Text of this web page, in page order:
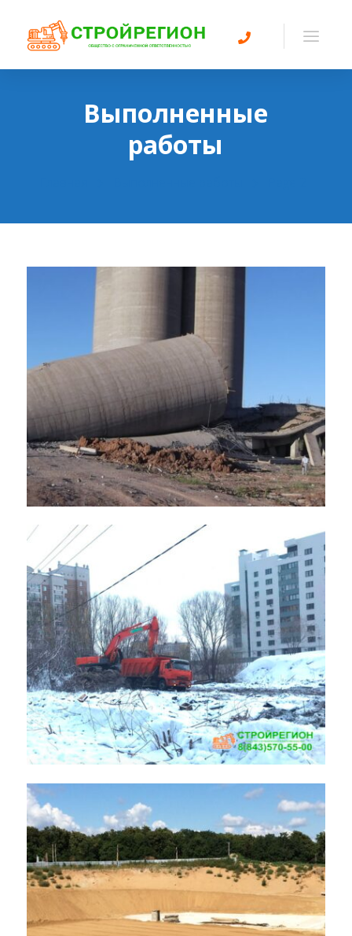
Выполненные
работы
Демонтаж силосных корпусов
на территории ЗАО «МПЗ
«ТЕМПО»
Строительство
общеобразовательной школы
со спальным корпусом на 1224
учащихся, ул. Бондаренко г.
Казань